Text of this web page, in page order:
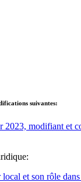
suivantes:
modifiant et
et son rôle dans